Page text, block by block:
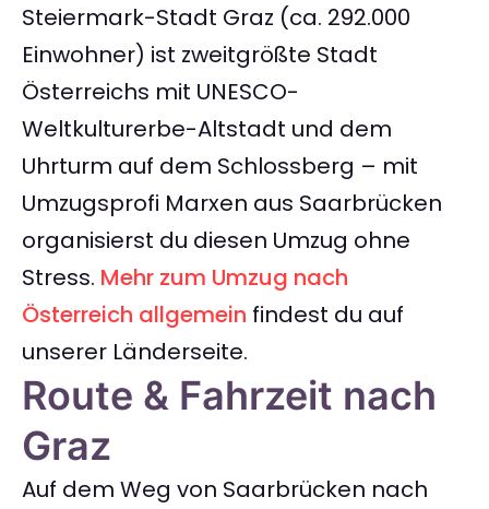
Steiermark-Stadt Graz (ca. 292.000
Einwohner) ist zweitgrößte Stadt
Österreichs mit UNESCO-
Weltkulturerbe-Altstadt und dem
Uhrturm auf dem Schlossberg – mit
Umzugsprofi Marxen aus Saarbrücken
organisierst du diesen Umzug ohne
Stress. Mehr zum Umzug nach
Österreich allgemein findest du auf
unserer Länderseite.
Route & Fahrzeit nach
Graz
Auf dem Weg von Saarbrücken nach